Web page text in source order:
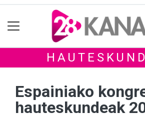
Espainiako
hauteskundeak